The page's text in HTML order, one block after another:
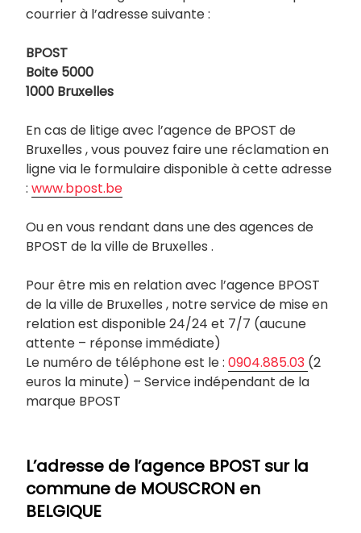
courrier à l’adresse suivante :
BPOST
Boite 5000
1000 Bruxelles
En cas de litige avec l’agence de BPOST de
Bruxelles , vous pouvez faire une réclamation en
ligne via le formulaire disponible à cette adresse
: www.bpost.be
Ou en vous rendant dans une des agences de
BPOST de la ville de Bruxelles .
Pour être mis en relation avec l’agence BPOST
de la ville de Bruxelles , notre service de mise en
relation est disponible 24/24 et 7/7 (aucune
attente – réponse immédiate)
Le numéro de téléphone est le : 0904.885.03 (2
euros la minute) – Service indépendant de la
marque BPOST
L’adresse de l’agence BPOST sur la
commune de MOUSCRON en
BELGIQUE